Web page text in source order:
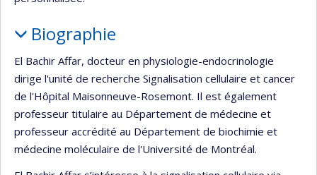
Biographie
El Bachir Affar, docteur en physiologie-endocrinologie
dirige l'unité de recherche Signalisation cellulaire et cancer
de l'Hôpital Maisonneuve-Rosemont. Il est également
professeur titulaire au Département de médecine et
professeur accrédité au Département de biochimie et
médecine moléculaire de l'Université de Montréal.